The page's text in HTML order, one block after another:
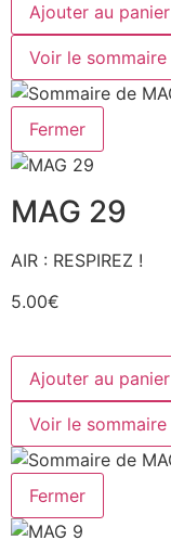
Ajouter au panier
Voir le sommaire
Fermer
MAG 29
AIR : RESPIREZ !
5.00€
Ajouter au panier
Voir le sommaire
Fermer